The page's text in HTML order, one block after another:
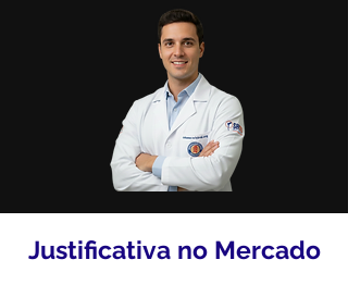
Justificativa no Mercado